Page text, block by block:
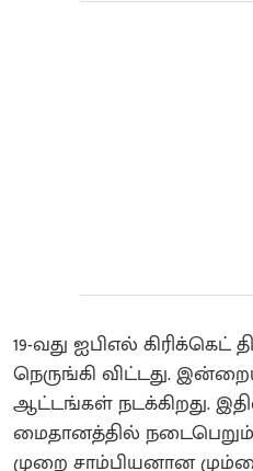
19-வது ஐபிஎல் கிரிக்கெட்
நெருங்கி விட்டது.
ஆட்டங்கள் நடக்கிறது.
மைதானத்தில் நடைபெறும்
முறை சாம்பியனான